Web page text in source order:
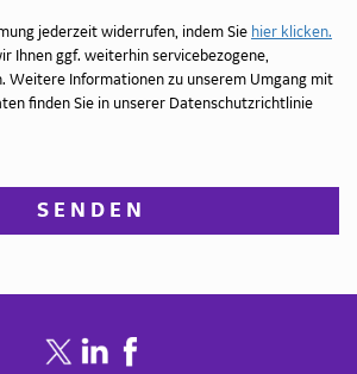
jederzeit widerrufen, indem Sie hier klicken.
Ihnen ggf. weiterhin servicebezogene,
Weitere Informationen zu unserem Umgang mit
finden Sie in unserer Datenschutzrichtlinie
SENDEN